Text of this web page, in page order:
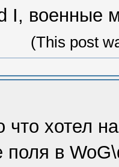
I, военные
(This post
что хотел
в